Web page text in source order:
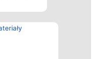
Kontakt
Kontakt